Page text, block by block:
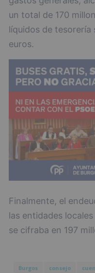
un total de 170
líquidos de tesorería
euros.
Finalmente, el
las entidades
se cifraba en 197
Burgos consejo